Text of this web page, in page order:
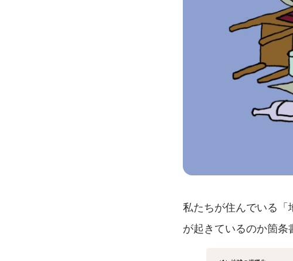
私たちが住んでいる「
が起きているのか箇条